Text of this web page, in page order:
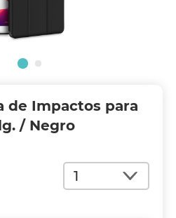
de Impactos para
/ Negro
Cantidad